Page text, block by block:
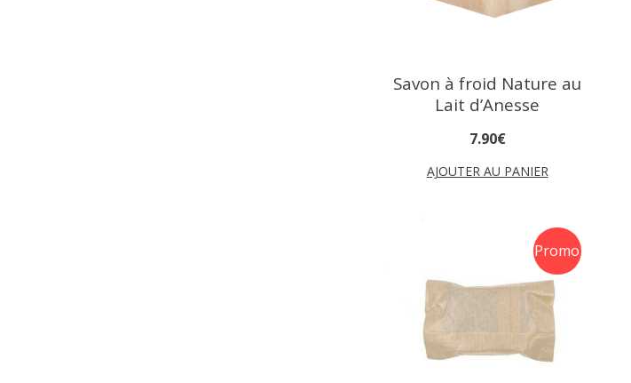
Savon à froid Nature au
Lait d’Anesse
7.90€
AJOUTER AU PANIER
Promo
!